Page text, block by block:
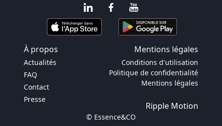
À propos Mentions légales
Actualités
FAQ
Contact
Presse
Conditions d'utilisation
Politique de confidentialité
Mentions légales
Ripple Motion
© Essence&CO